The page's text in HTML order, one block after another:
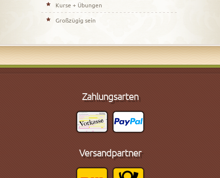
Kurse + Übungen
Großzügig sein
Zahlungsarten
Versandpartner